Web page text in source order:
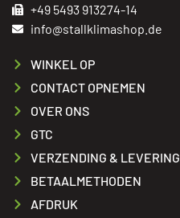
+49 5493 913274-14
info@stallklimashop.de
WINKEL OP
CONTACT OPNEMEN
OVER ONS
GTC
VERZENDING & LEVERING
BETAALMETHODEN
AFDRUK